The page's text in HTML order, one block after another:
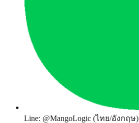
Line: @MangoLogic (ไทย/อังกฤษ)